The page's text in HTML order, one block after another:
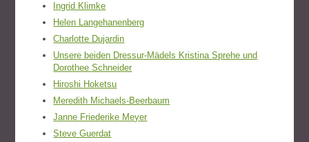
Ingrid Klimke
Helen Langehanenberg
Charlotte Dujardin
Unsere beiden Dressur-Mädels Kristina Sprehe und
Dorothee Schneider
Hiroshi Hoketsu
Meredith Michaels-Beerbaum
Janne Friederike Meyer
Steve Guerdat